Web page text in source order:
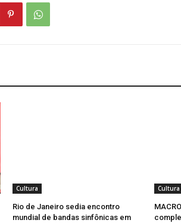
Cultura
Rio de Janeiro sedia encontro
mundial de bandas sinfônicas em
Cultura